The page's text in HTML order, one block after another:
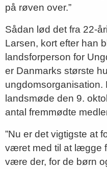
på røven over.”
Sådan lød det fra 22-
Larsen, kort efter han
landsforperson for
er Danmarks største
ungdomsorganisation.
landsmøde den 9.
antal fremmødte
”Nu er det vigtigste at
været med til at lægge
være der, for de børn